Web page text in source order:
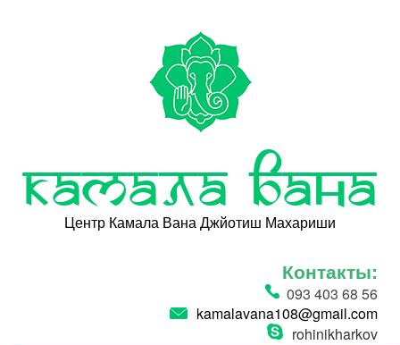
Камала Вана
Центр Камала Вана Джйотиш Махариши
Контакты:
093 403 68 56
kamalavana108@gmail.com
rohinikharkov